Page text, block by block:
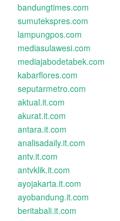
bandungtimes.com
sumutekspres.com
lampungpos.com
mediasulawesi.com
mediajabodetabek.com
kabarflores.com
seputarmetro.com
aktual.it.com
akurat.it.com
antara.it.com
analisadaily.it.com
antv.it.com
antvklik.it.com
ayojakarta.it.com
ayobandung.it.com
beritabali.it.com